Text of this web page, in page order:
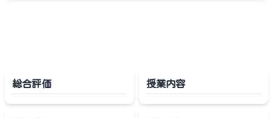
総合評価 授業内容